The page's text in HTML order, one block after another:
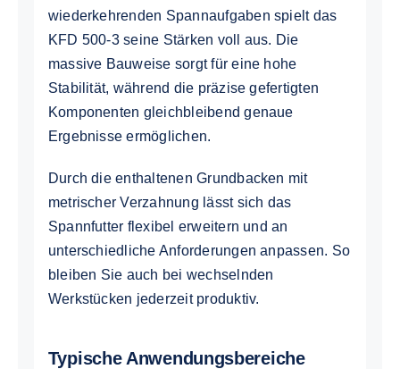
wiederkehrenden Spannaufgaben spielt das
KFD 500-3 seine Stärken voll aus. Die
massive Bauweise sorgt für eine hohe
Stabilität, während die präzise gefertigten
Komponenten gleichbleibend genaue
Ergebnisse ermöglichen.
Durch die enthaltenen Grundbacken mit
metrischer Verzahnung lässt sich das
Spannfutter flexibel erweitern und an
unterschiedliche Anforderungen anpassen. So
bleiben Sie auch bei wechselnden
Werkstücken jederzeit produktiv.
Typische Anwendungsbereiche